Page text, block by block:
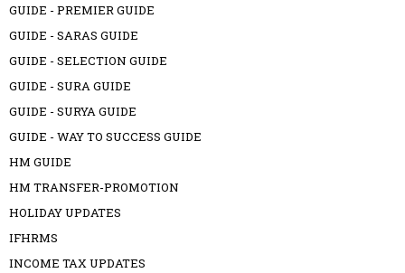
GUIDE - PREMIER GUIDE
GUIDE - SARAS GUIDE
GUIDE - SELECTION GUIDE
GUIDE - SURA GUIDE
GUIDE - SURYA GUIDE
GUIDE - WAY TO SUCCESS GUIDE
HM GUIDE
HM TRANSFER-PROMOTION
HOLIDAY UPDATES
IFHRMS
INCOME TAX UPDATES